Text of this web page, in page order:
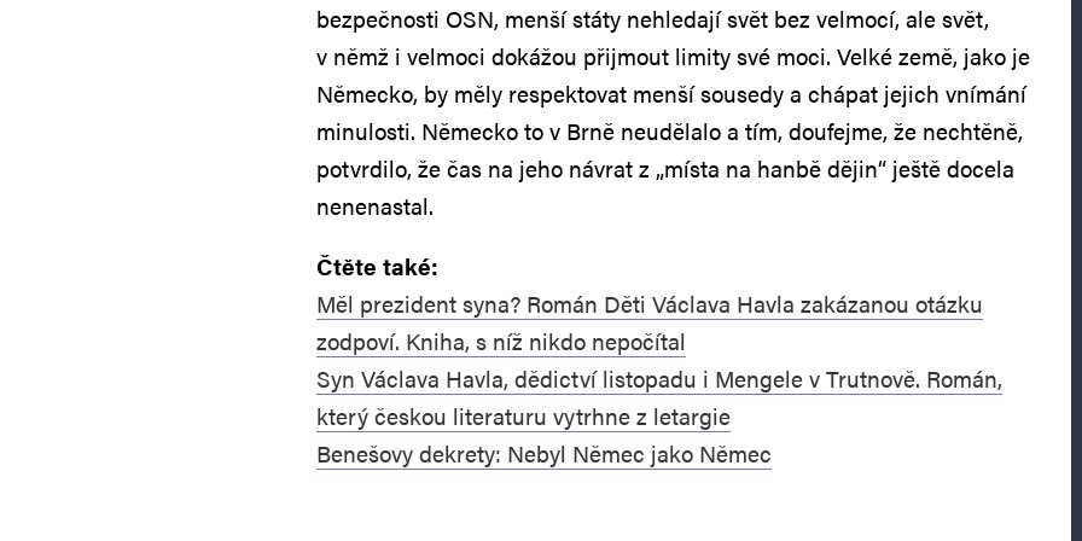
bezpečnosti OSN, menší státy nehledají svět bez velmocí, ale svět,
v němž i velmoci dokážou přijmout limity své moci. Velké země, jako je
Německo, by měly respektovat menší sousedy a chápat jejich vnímání
minulosti. Německo to v Brně neudělalo a tím, doufejme, že nechtěně,
potvrdilo, že čas na jeho návrat z „místa na hanbě dějin“ ještě docela
nenenastal.
Čtěte také:
Měl prezident syna? Román Děti Václava Havla zakázanou otázku
zodpoví. Kniha, s níž nikdo nepočítal
Syn Václava Havla, dědictví listopadu i Mengele v Trutnově. Román,
který českou literaturu vytrhne z letargie
Benešovy dekrety: Nebyl Němec jako Němec